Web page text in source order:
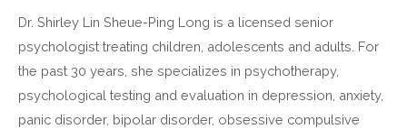
Dr. Shirley Lin Sheue-Ping Long is a licensed senior
psychologist treating children, adolescents and adults. For
the past 30 years, she specializes in psychotherapy,
psychological testing and evaluation in depression, anxiety,
panic disorder, bipolar disorder, obsessive compulsive